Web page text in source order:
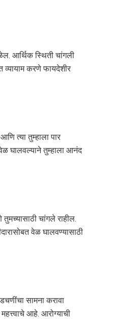
आर्थिक स्थिती चांगली
व्यायाम करणे फायदेशीर
त्या तुम्हाला पार
घालवल्याने तुम्हाला आनंद
चांगले राहील.
वेळ घालवण्यासाठी
सामना करावा
आहे. आरोग्याची